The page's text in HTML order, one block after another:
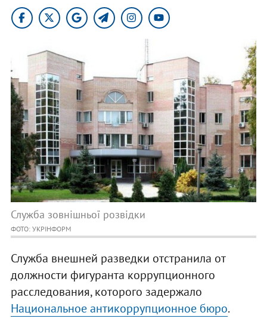
Служба зовнішньої розвідки
ФОТО: УКРІНФОРМ
Служба внешней разведки отстранила от
должности фигуранта коррупционного
расследования, которого задержало
Национальное антикоррупционное бюро.